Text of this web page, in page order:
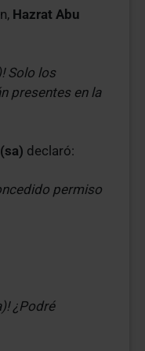
Hazrat Abu
Solo los
presentes en la
declaró:
permiso
¿Podré